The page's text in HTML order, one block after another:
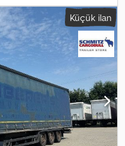
hava, lastik boyutu:
mm , renk: mavi , Üretim yılı:
kg, DIN EN 12642 (kod XL)
mm x 2.480 mm x 3.000 mm.
101 m³, 1. dingil: , 2. dingil: ,
koruma, Elektronik Fren
Tüm mevcut araçların
Finansman mı gerekiyor?
sözleşmeleri ve telematik
danışmanlık vermekten
Al Dof
Küçük ilan